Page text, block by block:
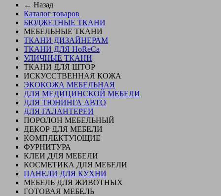
← Назад
Каталог товаров
БЮДЖЕТНЫЕ ТКАНИ
МЕБЕЛЬНЫЕ ТКАНИ
ТКАНИ ДИЗАЙНЕРАМ
ТКАНИ ДЛЯ HoReCa
УЛИЧНЫЕ ТКАНИ
ТКАНИ ДЛЯ ШТОР
ИСКУССТВЕННАЯ КОЖА
ЭКОКОЖА МЕБЕЛЬНАЯ
ДЛЯ МЕДИЦИНСКОЙ МЕБЕЛИ
ДЛЯ ТЮНИНГА АВТО
ДЛЯ ГАЛАНТЕРЕИ
ПОРОЛОН МЕБЕЛЬНЫЙ
ДЕКОР ДЛЯ МЕБЕЛИ
КОМПЛЕКТУЮЩИЕ
ФУРНИТУРА
КЛЕИ ДЛЯ МЕБЕЛИ
КОСМЕТИКА ДЛЯ МЕБЕЛИ
ПАНЕЛИ ДЛЯ КУХНИ
МЕБЕЛЬ ДЛЯ ЖИВОТНЫХ
ГОТОВАЯ МЕБЕЛЬ